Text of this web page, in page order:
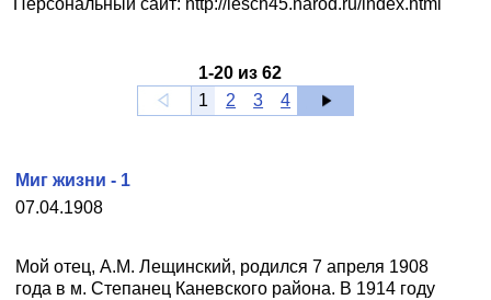
Персональный сайт: http://lesch45.narod.ru/index.html
1-20из 62
1
2 3 4
07.04.1908
Миг жизни - 1
Мой отец, А.М. Лещинский, родился 7 апреля 1908
года в м. Степанец Каневского района. В 1914 году